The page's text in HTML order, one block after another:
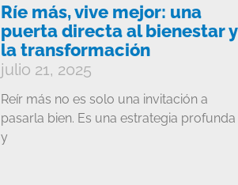
Ríe más, vive mejor: una
puerta directa al bienestar y
la transformación
julio 21, 2025
Reír más no es solo una invitación a
pasarla bien. Es una estrategia profunda
y